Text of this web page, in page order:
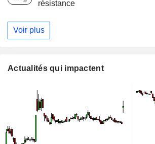
résistance
Voir plus
Actualités qui impactent